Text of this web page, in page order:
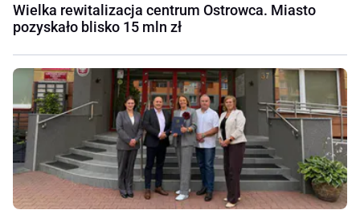
Wielka rewitalizacja centrum Ostrowca. Miasto
pozyskało blisko 15 mln zł